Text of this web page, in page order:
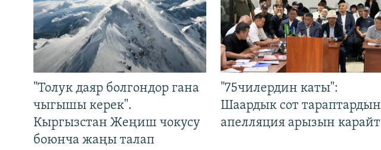
"Толук даяр болгондор гана
чыгышы керек".
Кыргызстан Жеңиш чокусу
боюнча жаңы талап
"75чилердин каты":
Шаардык сот тараптардын
апелляция арызын карайт